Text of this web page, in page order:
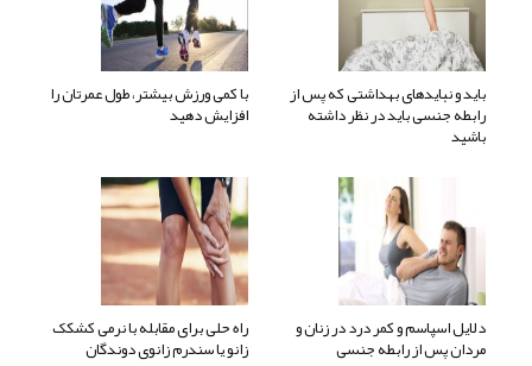
باید و نبایدهای بهداشتی که پس از
رابطه جنسی باید در نظر داشته
باشید
با کمی ورزش بیشتر، طول عمرتان را
افزایش دهید
دلایل اسپاسم و کمر درد در زنان و
مردان پس از رابطه جنسی
راه حلی برای مقابله با نرمی کشکک
زانو یا سندرم زانوی دوندگان